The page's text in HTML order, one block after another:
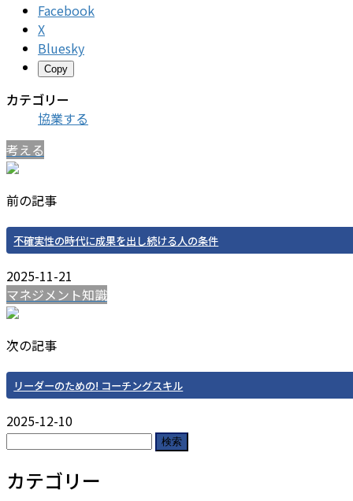
Facebook
X
Bluesky
Copy
カテゴリー
協業する
考える
前の記事
不確実性の時代に成果を出し続ける人の条件
2025-11-21
マネジメント知識
次の記事
リーダーのための! コーチングスキル
2025-12-10
検
カテゴリー